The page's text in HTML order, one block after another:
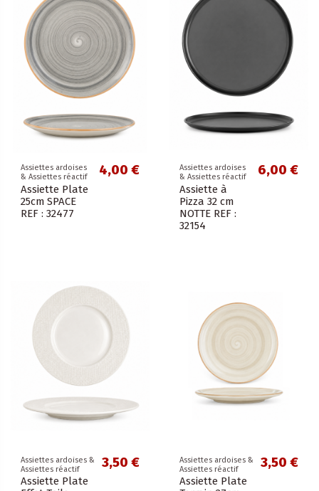
Assiettes ardoises
& Assiettes réactif
Assiette Plate
25cm SPACE
REF : 32477
4,00 €
Assiettes ardoises
& Assiettes réactif
Assiette à
Pizza 32 cm
NOTTE REF :
32154
6,00 €
Assiettes ardoises &
Assiettes réactif
Assiette Plate
3,50 €
Assiettes ardoises &
Assiettes réactif
Assiette Plate
3,50 €